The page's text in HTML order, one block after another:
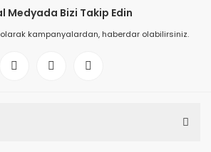
Medyada Bizi Takip Edin
kampanyalardan, haberdar olabilirsiniz.